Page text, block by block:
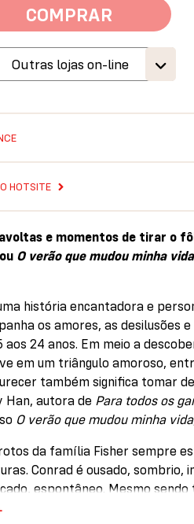
COMPRAR
Outras lojas on-line
HOTSITE
e momentos de tirar o
O verão que mudou minha vida
história encantadora e
os amores, as desilusões
aos 24 anos. Em meio a
em um triângulo amoroso,
também significa tomar
Han, autora de Para todos os
O verão que mudou minha vida
da família Fisher sempre
Conrad é ousado,
espontâneo. Mesmo
que parece inabalável.